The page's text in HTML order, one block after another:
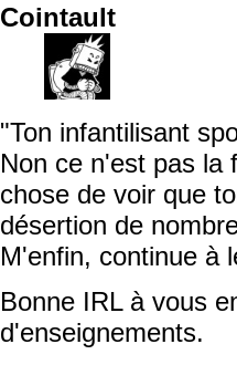
Cointault
"Ton infantilisant
Non ce n'est pas la
chose de voir que
désertion de
M'enfin, continue à
Bonne IRL à vous
d'enseignements.